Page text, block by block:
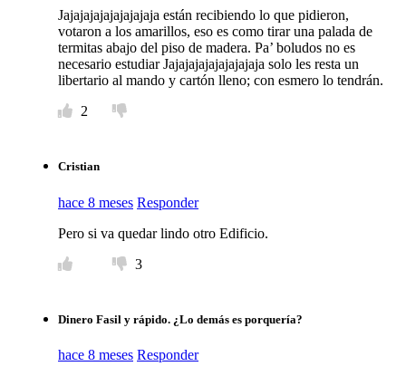
Jajajajajajajajajaja están recibiendo lo que pidieron,
votaron a los amarillos, eso es como tirar una palada de
termitas abajo del piso de madera. Pa’ boludos no es
necesario estudiar Jajajajajajajajajaja solo les resta un
libertario al mando y cartón lleno; con esmero lo tendrán.
2
Cristian
hace 8 meses Responder
Pero si va quedar lindo otro Edificio.
3
Dinero Fasil y rápido. ¿Lo demás es porquería?
hace 8 meses Responder